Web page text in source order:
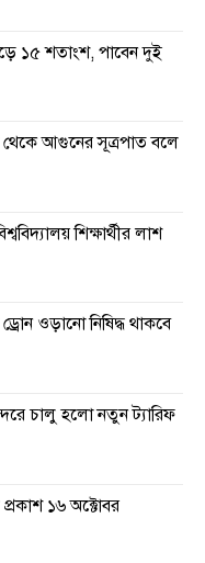
১৫ শতাংশ, পাবেন দুই
আগুনের সূত্রপাত বলে
শিক্ষার্থীর লাশ
ওড়ানো নিষিদ্ধ থাকবে
চালু হলো নতুন ট্যারিফ
১৬ অক্টোবর